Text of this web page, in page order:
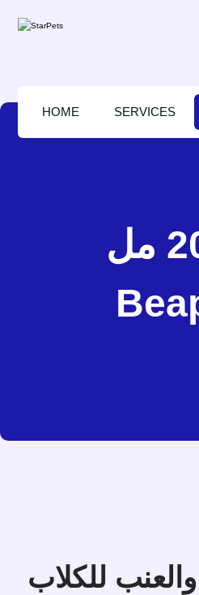
HOME SERVICES
بيفار بايو شامبو بالأعشاب والعنب للكلاب الحساسة 200 مل –
للكلاب